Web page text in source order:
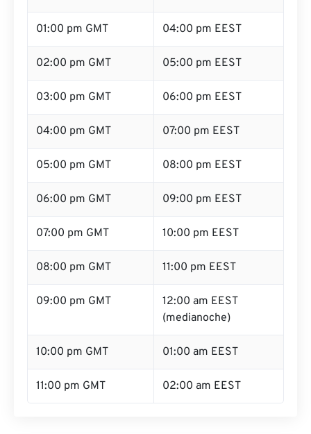
01:00 pm GMT 04:00 pm EEST
02:00 pm GMT 05:00 pm EEST
03:00 pm GMT 06:00 pm EEST
04:00 pm GMT 07:00 pm EEST
05:00 pm GMT 08:00 pm EEST
06:00 pm GMT 09:00 pm EEST
07:00 pm GMT 10:00 pm EEST
08:00 pm GMT 11:00 pm EEST
09:00 pm GMT
12:00 am EEST
(medianoche)
10:00 pm GMT 01:00 am EEST
11:00 pm GMT 02:00 am EEST